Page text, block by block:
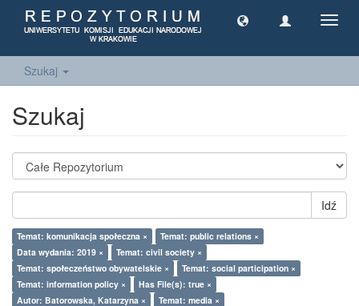
Szukaj
Szukaj
Idź
Temat: komunikacja społeczna ×
Temat: public relations ×
Data wydania: 2019 ×
Temat: civil society ×
Temat: społeczeństwo obywatelskie ×
Temat: social participation ×
Temat: information policy ×
Has File(s): true ×
Autor: Batorowska, Katarzyna ×
Temat: media ×